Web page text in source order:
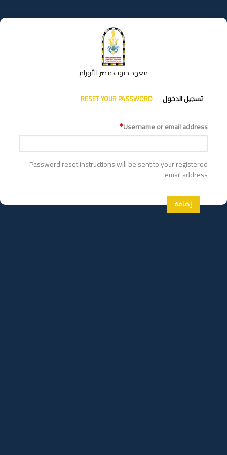
إلى
المحتوى
معهد جنوب مصر للأورام
التبويبات
الأساسية
تسجيل الدخول RESET YOUR PASSWORD
Username or email address
Password reset instructions will be sent to your registered
email address.